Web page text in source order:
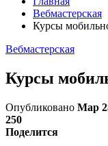
Вебмастерская
Курсы
Вебмастерская
Курсы
Опубликовано Мар
250
Поделится